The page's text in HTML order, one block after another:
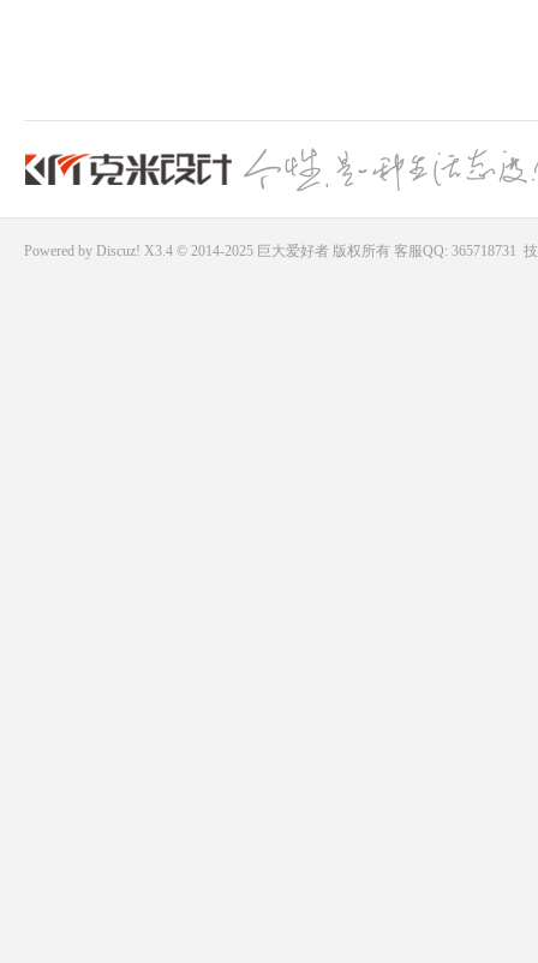
Powered by Discuz! X3.4 © 2014-2025 巨大爱好者版权所有 客服QQ: 365718731